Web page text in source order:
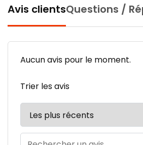
Avis clientsQuestions /
Aucun avis pour le moment.
Trier les avis